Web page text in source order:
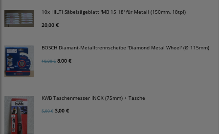
10x HILTI Säbelsägeblatt 'MB 15 18' für Metall (150mm, 18tpi)
20,00 €
BOSCH Diamant-Metalltrennscheibe 'Diamond Metal Wheel' (Ø 115mm)
10,00 € 8,00 €
KWB Taschenmesser INOX (75mm) + Tasche
5,00 € 3,00 €